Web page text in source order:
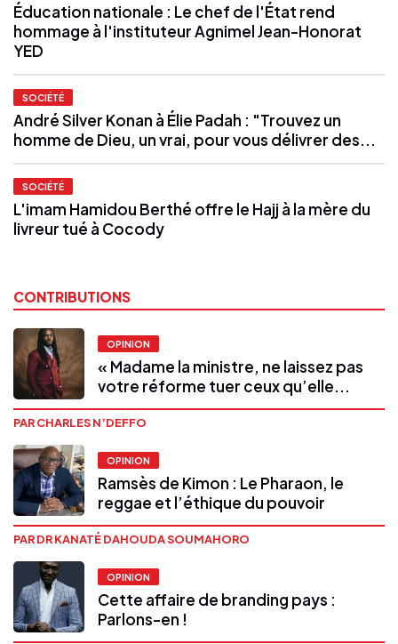
Éducation nationale : Le chef de l'État rend
hommage à l'instituteur Agnimel Jean-Honorat
YED
SOCIÉTÉ
André Silver Konan à Élie Padah : "Trouvez un
homme de Dieu, un vrai, pour vous délivrer des...
SOCIÉTÉ
L'imam Hamidou Berthé offre le Hajj à la mère du
livreur tué à Cocody
CONTRIBUTIONS
OPINION
« Madame la ministre, ne laissez pas
votre réforme tuer ceux qu’elle...
PAR CHARLES N’DEFFO
OPINION
Ramsès de Kimon : Le Pharaon, le
reggae et l’éthique du pouvoir
PAR DR KANATÉ DAHOUDA SOUMAHORO
OPINION
Cette affaire de branding pays :
Parlons-en !